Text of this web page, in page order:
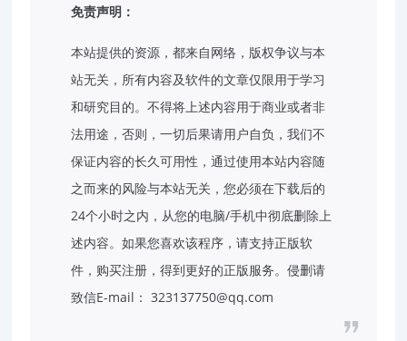
免责声明：
本站提供的资源，都来自网络，版权争议与本
站无关，所有内容及软件的文章仅限用于学习
和研究目的。不得将上述内容用于商业或者非
法用途，否则，一切后果请用户自负，我们不
保证内容的长久可用性，通过使用本站内容随
之而来的风险与本站无关，您必须在下载后的
24个小时之内，从您的电脑/手机中彻底删除上
述内容。如果您喜欢该程序，请支持正版软
件，购买注册，得到更好的正版服务。侵删请
致信E-mail： 323137750@qq.com